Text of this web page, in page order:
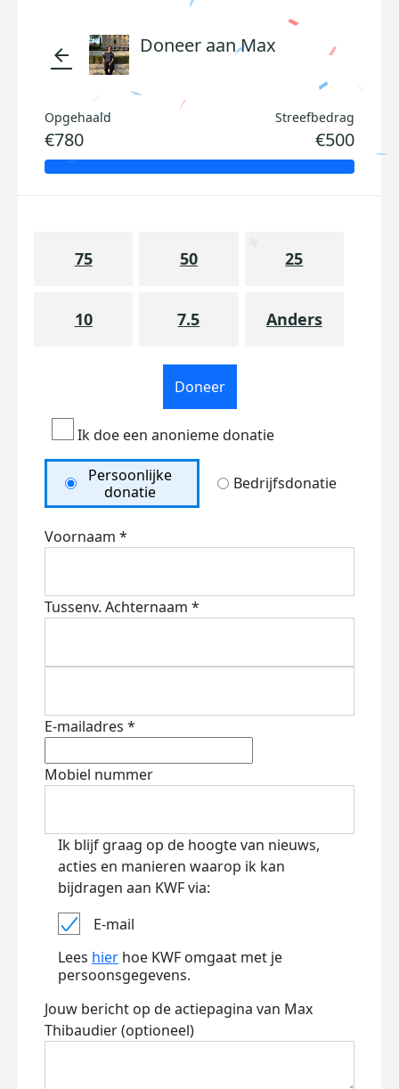
arrow_back Doneer aan Max
Opgehaald
€780
Streefbedrag
€500
75 50 25
10 7.5 Anders
Doneer
Ik doe een anonieme donatie
Persoonlijke
donatie
Bedrijfsdonatie
Voornaam *
Tussenv. Achternaam *
E-mailadres *
Mobiel nummer
Ik blijf graag op de hoogte van nieuws,
acties en manieren waarop ik kan
bijdragen aan KWF via:
E-mail
Lees hier hoe KWF omgaat met je
persoonsgegevens.
Jouw bericht op de actiepagina van Max
Thibaudier (optioneel)